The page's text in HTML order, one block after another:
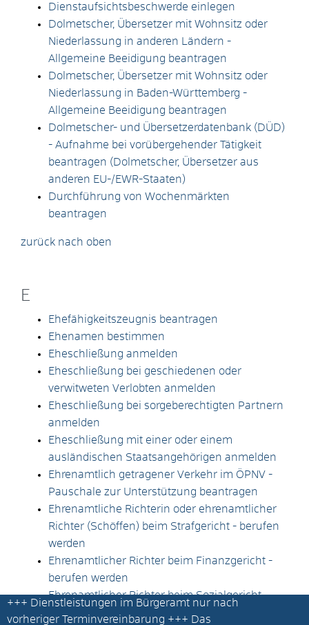
Dienstaufsichtsbeschwerde einlegen
Dolmetscher, Übersetzer mit Wohnsitz oder
Niederlassung in anderen Ländern -
Allgemeine Beeidigung beantragen
Dolmetscher, Übersetzer mit Wohnsitz oder
Niederlassung in Baden-Württemberg -
Allgemeine Beeidigung beantragen
Dolmetscher- und Übersetzerdatenbank (DÜD)
- Aufnahme bei vorübergehender Tätigkeit
beantragen (Dolmetscher, Übersetzer aus
anderen EU-/EWR-Staaten)
Durchführung von Wochenmärkten
beantragen
zurück nach oben
E
Ehefähigkeitszeugnis beantragen
Ehenamen bestimmen
Eheschließung anmelden
Eheschließung bei geschiedenen oder
verwitweten Verlobten anmelden
Eheschließung bei sorgeberechtigten Partnern
anmelden
Eheschließung mit einer oder einem
ausländischen Staatsangehörigen anmelden
Ehrenamtlich getragener Verkehr im ÖPNV -
Pauschale zur Unterstützung beantragen
Ehrenamtliche Richterin oder ehrenamtlicher
Richter (Schöffen) beim Strafgericht - berufen
werden
Ehrenamtlicher Richter beim Finanzgericht -
berufen werden
Ehrenamtlicher Richter beim Sozialgericht -
berufen werden
+++ Dienstleistungen im Bürgeramt nur nach
vorheriger Terminvereinbarung +++ Das